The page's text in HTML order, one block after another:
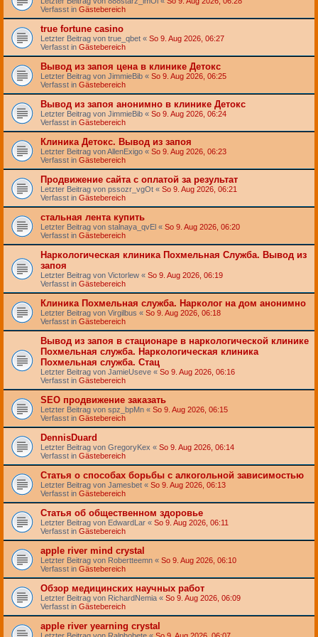
Verfasst in Gästebereich
true fortune casino
Letzter Beitrag von true_qbet « So 9. Aug 2026, 06:27
Verfasst in Gästebereich
Вывод из запоя цена в клинике Детокс
Letzter Beitrag von JimmieBib « So 9. Aug 2026, 06:25
Verfasst in Gästebereich
Вывод из запоя анонимно в клинике Детокс
Letzter Beitrag von JimmieBib « So 9. Aug 2026, 06:24
Verfasst in Gästebereich
Клиника Детокс. Вывод из запоя
Letzter Beitrag vonAllenExigo « So 9. Aug 2026, 06:23
Verfasst in Gästebereich
Продвижение сайта с оплатой за результат
Letzter Beitrag von pssozr_vgOt « So 9. Aug 2026, 06:21
Verfasst in Gästebereich
стальная лента купить
Letzter Beitrag von stalnaya_qvEl « So 9. Aug 2026, 06:20
Verfasst in Gästebereich
Наркологическая клиника Похмельная Служба. Вывод из
запоя
Letzter Beitrag von Victorlew « So 9. Aug 2026, 06:19
Verfasst in Gästebereich
Клиника Похмельная служба. Нарколог на дом анонимно
Letzter Beitrag von Virgilbus « So 9. Aug 2026, 06:18
Verfasst in Gästebereich
Вывод из запоя в стационаре в наркологической клинике
Похмельная служба. Наркологическая клиника
Похмельная служба. Стац
Letzter Beitrag von JamieUseve « So 9. Aug 2026, 06:16
Verfasst in Gästebereich
SEO продвижение заказать
Letzter Beitrag von spz_bpMn « So 9. Aug 2026, 06:15
Verfasst in Gästebereich
DennisDuard
Letzter Beitrag von GregoryKex « So 9. Aug 2026, 06:14
Verfasst in Gästebereich
Статья о способах борьбы с алкогольной зависимостью
Letzter Beitrag von Jamesbet « So 9. Aug 2026, 06:13
Verfasst in Gästebereich
Статья об общественном здоровье
Letzter Beitrag von EdwardLar « So 9. Aug 2026, 06:11
Verfasst in Gästebereich
apple river mind crystal
Letzter Beitrag von Robertteemn « So 9. Aug 2026, 06:10
Verfasst in Gästebereich
Обзор медицинских научных работ
Letzter Beitrag von RichardNemia « So 9. Aug 2026, 06:09
Verfasst in Gästebereich
apple river yearning crystal
Letzter Beitrag von Ralphobete « So 9. Aug 2026, 06:07